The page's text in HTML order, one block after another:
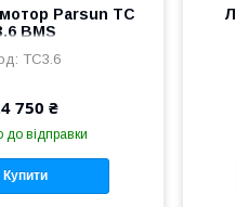
Parsun TC
BMS
TC3.6
750 ₴
до відправки
Купити